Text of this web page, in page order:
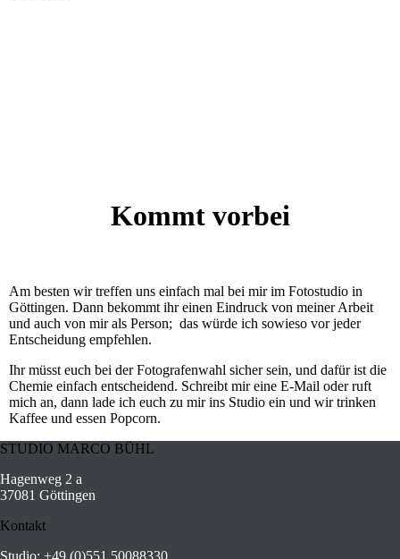
Kommt vorbei
Am besten wir treffen uns einfach mal bei mir im Fotostudio in
Göttingen. Dann bekommt ihr einen Eindruck von meiner Arbeit
und auch von mir als Person; das würde ich sowieso vor jeder
Entscheidung empfehlen.
Ihr müsst euch bei der Fotografenwahl sicher sein, und dafür ist die
Chemie einfach entscheidend. Schreibt mir eine E-Mail oder ruft
mich an, dann lade ich euch zu mir ins Studio ein und wir trinken
Kaffee und essen Popcorn.
STUDIO MARCO BÜHL
Hagenweg 2 a
37081 Göttingen
Kontakt
Studio: +49 (0)551 50088330